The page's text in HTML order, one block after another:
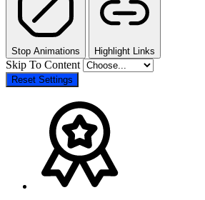
Stop Animations Highlight Links
Skip To Content
Reset Settings